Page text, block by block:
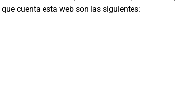
cuenta esta web son las siguientes: